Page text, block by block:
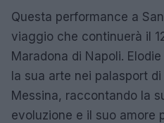
Questa performance a
viaggio che continuerà il
Maradona di Napoli.
la sua arte nei palasport
Messina, raccontando la
evoluzione e il suo amore